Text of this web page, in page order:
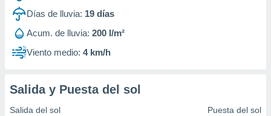
Días de lluvia: 19 días
Acum. de lluvia: 200 l/m²
Viento medio: 4 km/h
Salida y Puesta del sol
Salida del sol Puesta del sol